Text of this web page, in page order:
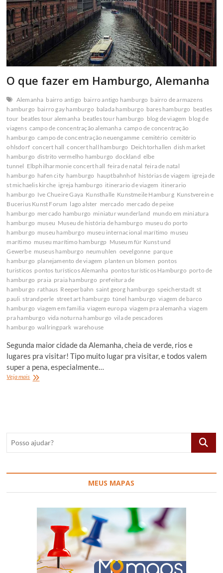
O que fazer em Hamburgo, Alemanha
Alemanha bairro antigo bairro antigo hamburgo bairro de armazens
hamburgo bairro gay hamburgo balada hamburgo bares hamburgo beatles
tour beatles tour alemanha beatles tour hamburgo blog de viagem blog de
viagens campo de concentração alemanha campo de concentração
hamburgo campo de concentração neuengamme cemitério cemitério
ohlsdorf concert hall concert hall hamburgo Deichtorhallen dish market
hamburgo distrito vermelho hamburgo dockland elbe
tunnel Elbphilharmonie concert hall feira de natal feira de natal
hamburgo hafen city hamburgo hauptbahnhof histórias de viagem igreja de
st michaelis kirche igreja hamburgo itinerario de viagem itinerario
hamburgo Ive Chueire Gaya Kunsthalle Kunstmeile Hamburg Kunstverein e
Bucerius Kunst Forum lago alster mercado mercado de peixe
hamburgo mercado hamburgo miniatur wunderland mundo em miniatura
hamburgo museu Museu de história de hamburgo museu do porto
hamburgo museu hamburgo museu internacional marítimo museu
marítimo museu marítimo hamburgp Museum für Kunst und
Gewerbe museus hamburgo neumuhlen oevelgonne parque
hamburgo planejamento de viagem planten un blomen pontos
turisticos pontos turísticos Alemanha pontos turísticos Hamburgo porto de
hamburgo praia praia hamburgo prefeitura de
hamburgo rathaus Reeperbahn saint georg hamburgo speicherstadt st
pauli strandperle street art hamburgo túnel hamburgo viagem de barco
hamburgo viagem em familia viagem europa viagem pra alemanha viagem
pra hamburgo vida noturna hamburgo vila de pescadores
hamburgo wallringpark warehouse
Segunda maior cidade da Alemanha, cheia de verde, rios e
lugares pra visitar! Tipo muito lugar pra visitar, e todos valem
super a pena, especialmente…
Veja maisO
Posso
ajudar?
MEUS MAPAS